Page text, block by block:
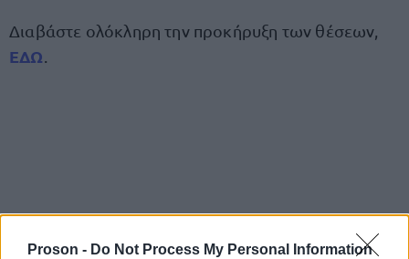
Proson - Do Not Process My Personal Information
Διαβάστε ολόκληρη την προκήρυξη των θέσεων,
ΕΔΩ